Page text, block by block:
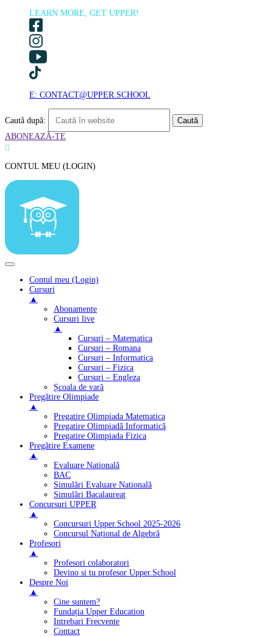
LEARN MORE, GET UPPER!
E: CONTACT@UPPER.SCHOOL
Caută după:
ABONEAZĂ-TE

CONTUL MEU (LOGIN)
Contul meu (Login)
Cursuri
▲
Abonamente
Cursuri live
▲
Cursuri – Matematica
Cursuri – Romana
Cursuri – Informatica
Cursuri – Fizica
Cursuri – Engleza
Școala de vară
Pregătire Olimpiade
▲
Pregatire Olimpiada Matematica
Pregatire Olimpiadă Informatică
Pregatire Olimpiada Fizica
Pregătire Examene
▲
Evaluare Natională
BAC
Simulări Evaluare Natională
Simulări Bacalaureat
Concursuri UPPER
▲
Concursuri Upper.School 2025-2026
Concursul Național de Algebră
Profesori
▲
Profesori colaboratori
Devino si tu profesor Upper.School
Despre Noi
▲
Cine suntem?
Fundația Upper Education
Intrebari Frecvente
Contact